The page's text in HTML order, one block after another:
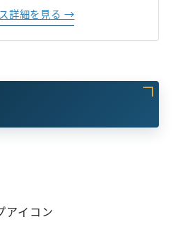
詳細を見る →
アイコン